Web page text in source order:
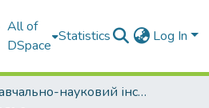
All of
DSpace
Statistics Log In
Навчально-науковий інститут комп'ютерних наук та управління проектами (ННІКНУП)